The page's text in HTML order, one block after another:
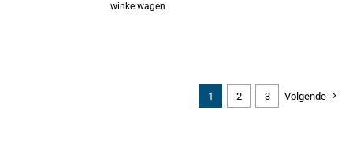
winkelwagen
1 2 3 Volgende